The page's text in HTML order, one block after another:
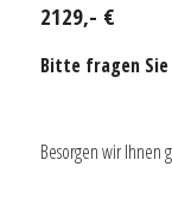
2129,- €
Bitte fragen Sie
Besorgen wir Ihnen